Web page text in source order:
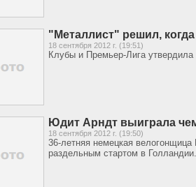
"Металлист" решил,
18 сентября 2012 г. (19:51)
Клубы и Премьер-Лига
Юдит Арндт выиграла
18 сентября 2012 г. (19:50)
36-летняя немецкая
раздельным стартом в Голландии.